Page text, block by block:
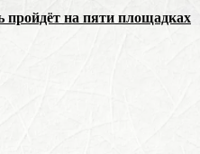
пройдёт на пяти площадках